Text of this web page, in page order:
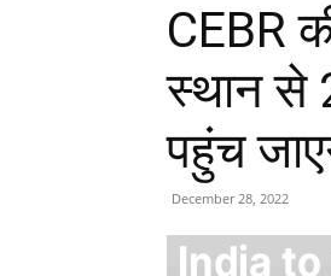
CEBR
स्थान से
पहुंच
December 28, 2022